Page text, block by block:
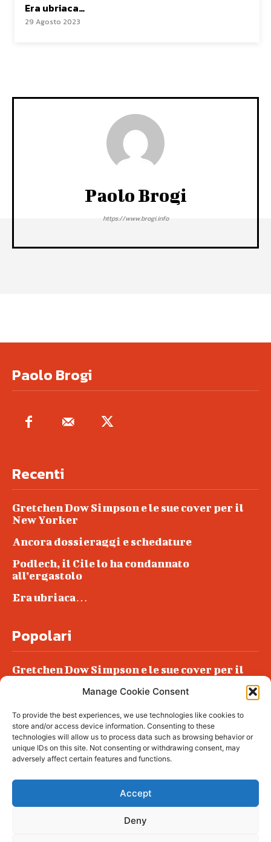
Manage Cookie Consent
To provide the best experiences, we use technologies like cookies to
store and/or access device information. Consenting to these
technologies will allow us to process data such as browsing behavior or
unique IDs on this site. Not consenting or withdrawing consent, may
adversely affect certain features and functions.
Accept
Deny
Era ubriaca…
29 Agosto 2023
Paolo Brogi
https://www.brogi.info
Paolo Brogi
Recenti
Gretchen Dow Simpson e le sue cover per il
New Yorker
Ancora dossieraggi e schedature
Podlech, il Cile lo ha condannato
all’ergastolo
Era ubriaca…
Popolari
Gretchen Dow Simpson e le sue cover per il
Podlech, il Cile lo ha condannato
all’ergastolo
Era ubriaca…
© tagDiv - All rights reserved. Made with